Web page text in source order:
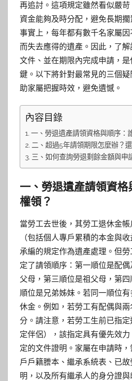
再追討。這項規定雖然看似嚴
資金能夠及時分配，避免長期擱
事實上，每年都有數千名家屬因
而失去應得的遺產。因此，了
文件、並在期限內完成申請，
鍵。以下將針對最常見的三個
助家屬把握時效，避免遺憾。
內容目錄
一、勞退遺產請領資格與順序：
二、超過5年請領期限怎麼辦？
三、如何查詢勞退剩餘金額與申
一、勞退遺產請領資格
權領？
當勞工去世後，其勞工退休金
（包括個人專戶累積的本金與
承編的規定作為遺產處理。但
定了請領順序：第一順位是配
父母，第三順位是祖父母，第
順位是兄弟姊妹。若同一順位
休金。例如，若勞工有配偶與
分。請注意，若勞工生前已指
定伴侶），該指定具有優先效
定的文件證明。家屬在申請時
戶戶籍謄本、繼承系統表、已
明，以及所有繼承人的身分證